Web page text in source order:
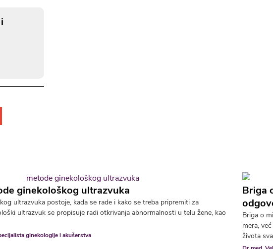
ginekološkog ultrazvuka
ultrazvuka postoje, kada se rade i kako se treba pripremiti za
ultrazvuk se propisuje radi otkrivanja abnormalnosti u telu žene, kao
ginekologije i akušerstva
Briga
Briga o
mera,
života